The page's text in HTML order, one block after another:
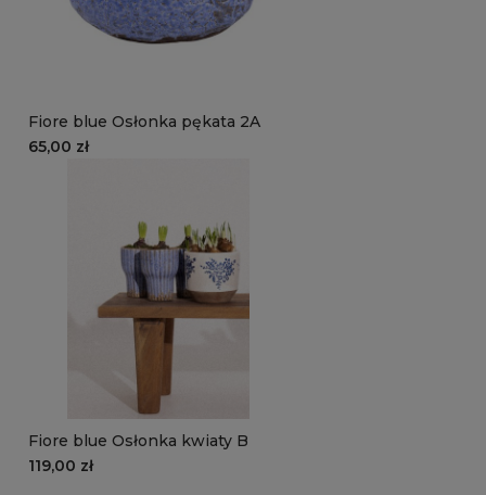
Fiore blue Osłonka pękata 2A
65,00 zł
Fiore blue Osłonka kwiaty B
119,00 zł